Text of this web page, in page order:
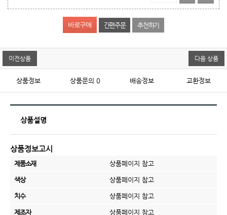
간편주문 추천하기
이전상품 다음 상품
상품정보 상품문의 0 배송정보 교환정보
상품설명
상품정보고시
제품소재 상품페이지 참고
색상 상품페이지 참고
치수 상품페이지 참고
제조자 상품페이지 참고